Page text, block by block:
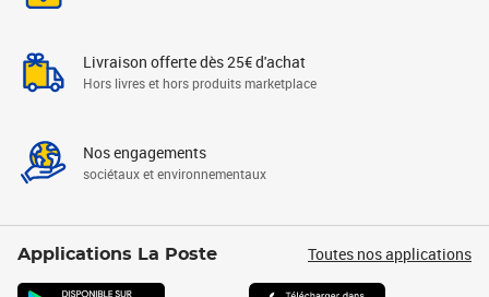
Livraison offerte dès 25€ d'achat
Hors livres et hors produits marketplace
Nos engagements
sociétaux et environnementaux
Applications La Poste Toutes nos applications